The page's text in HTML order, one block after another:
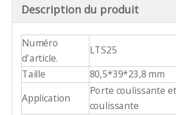
Description du produit
Numéro
d'article.
LTS25
Taille
80,5*39*23,8 mm
Application
Porte coulissante
coulissante